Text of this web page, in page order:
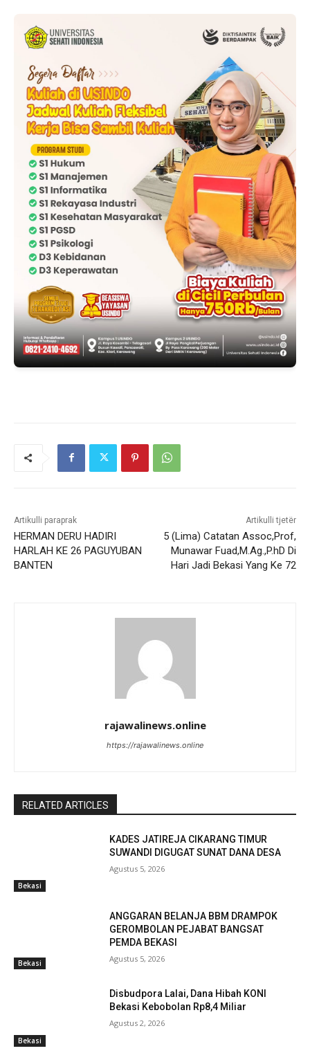
Artikulli paraprak
HERMAN DERU HADIRI
HARLAH KE 26 PAGUYUBAN
BANTEN
Artikulli tjetër
5 (Lima) Catatan Assoc,Prof,
Munawar Fuad,M.Ag.,P.hD Di
Hari Jadi Bekasi Yang Ke 72
rajawalinews.online
https://rajawalinews.online
RELATED ARTICLES
Bekasi
KADES JATIREJA CIKARANG TIMUR
SUWANDI DIGUGAT SUNAT DANA DESA
Agustus 5, 2026
Bekasi
ANGGARAN BELANJA BBM DRAMPOK
GEROMBOLAN PEJABAT BANGSAT
PEMDA BEKASI
Agustus 5, 2026
Bekasi
Disbudpora Lalai, Dana Hibah KONI
Bekasi Kebobolan Rp8,4 Miliar
Agustus 2, 2026